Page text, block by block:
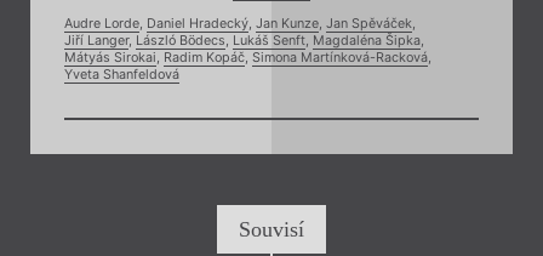
Audre Lorde, Daniel Hradecký, Jan Kunze, Jan Spěváček,
Jiří Langer, László Bödecs, Lukáš Senft, Magdaléna Šipka,
Mátyás Sirokai, Radim Kopáč, Simona Martínková-Racková,
Yveta Shanfeldová
Souvisí